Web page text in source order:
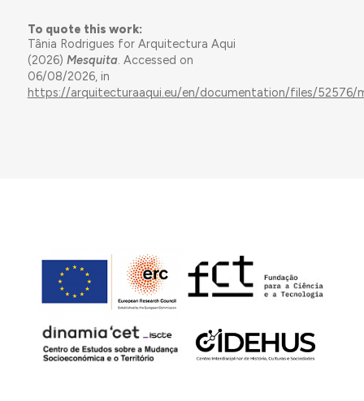
To quote this work:
Tânia Rodrigues for Arquitectura Aqui
(2026) Mesquita . Accessed on
06/08/2026, in
https://arquitecturaaqui.eu/en/documentation/files/52576/